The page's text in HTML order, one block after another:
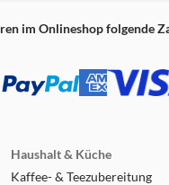
im Onlineshop folgende
Haushalt & Küche
Kaffee- & Teezubereitung